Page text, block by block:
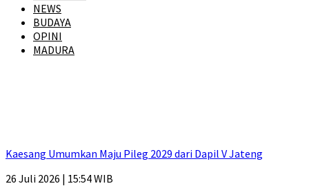
NEWS
BUDAYA
OPINI
MADURA
Kaesang Umumkan Maju Pileg 2029 dari Dapil V Jateng
26 Juli 2026 | 15:54 WIB